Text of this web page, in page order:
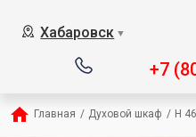
Хабаровск ▼
+7
Главная / Духовой шкаф / H